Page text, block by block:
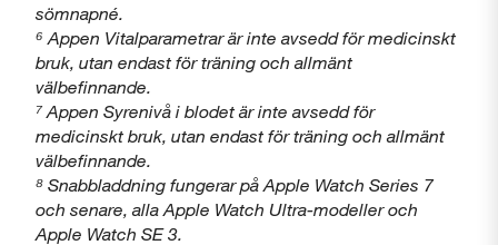
sömnapné.
⁶ Appen Vitalparametrar är inte avsedd för medicinskt
bruk, utan endast för träning och allmänt
välbefinnande.
⁷ Appen Syrenivå i blodet är inte avsedd för
medicinskt bruk, utan endast för träning och allmänt
välbefinnande.
⁸ Snabbladdning fungerar på Apple Watch Series 7
och senare, alla Apple Watch Ultra-modeller och
Apple Watch SE 3.